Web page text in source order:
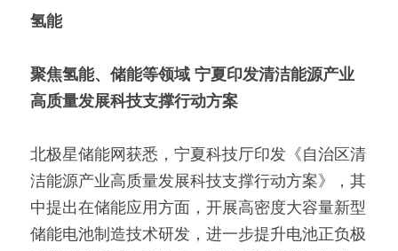
氢能
聚焦氢能、储能等领域 宁夏印发清洁能源产业
高质量发展科技支撑行动方案
北极星储能网获悉，宁夏科技厅印发《自治区清
洁能源产业高质量发展科技支撑行动方案》，其
中提出在储能应用方面，开展高密度大容量新型
储能电池制造技术研发，进一步提升电池正负极